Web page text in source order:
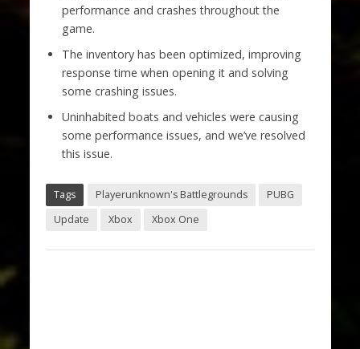
performance and crashes throughout the
game.
The inventory has been optimized, improving
response time when opening it and solving
some crashing issues.
Uninhabited boats and vehicles were causing
some performance issues, and we’ve resolved
this issue.
Tags Playerunknown's Battlegrounds
PUBG
Update
Xbox Xbox One